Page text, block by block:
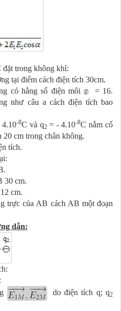
đặt trong không khí:
tại điểm cách điện tích 30cm.
có hằng số điện môi
= 16.
như câu a cách điện tích bao
4.10-8C và q2 = - 4.10-8C nằm cố
cm trong chân không.
tích.
30 cm.
cm.
trực của AB cách AB một đoạn
dẫn:
do điện tích q; q2